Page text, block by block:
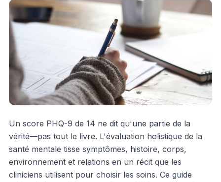
Un score PHQ-9 de 14 ne dit qu'une partie de la
vérité—pas tout le livre. L'évaluation holistique de la
santé mentale tisse symptômes, histoire, corps,
environnement et relations en un récit que les
cliniciens utilisent pour choisir les soins. Ce guide